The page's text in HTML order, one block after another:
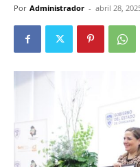
Por Administrador - abril 28,